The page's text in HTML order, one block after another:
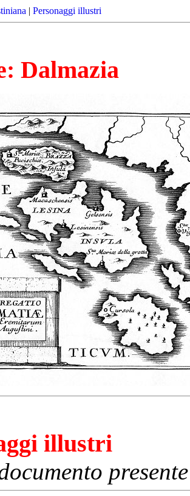
| Personaggi illustri
Dalmazia
illustri